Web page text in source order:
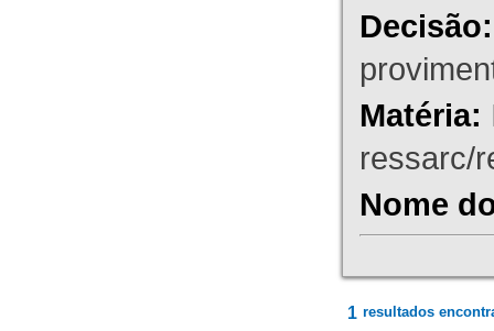
Decisão:
Matéria:
ressarc/
Nome
1 resultados